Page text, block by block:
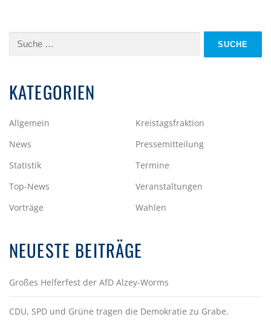
Suche
KATEGORIEN
Allgemein
Kreistagsfraktion
News
Pressemitteilung
Statistik
Termine
Top-News
Veranstaltungen
Vorträge
Wahlen
NEUESTE BEITRÄGE
Großes Helferfest der AfD Alzey-Worms
CDU, SPD und Grüne tragen die Demokratie zu Grabe.